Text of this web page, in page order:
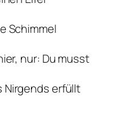
Schimmel
nur: Du musst
Nirgends erfüllt